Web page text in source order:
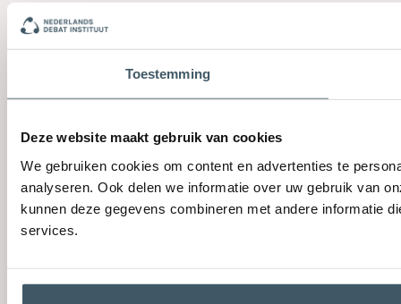
Toestemming
Deze website maakt gebruik van cookies
We gebruiken cookies om content en advertenties te
analyseren. Ook delen we informatie over uw gebruik van
kunnen deze gegevens combineren met andere informatie
services.